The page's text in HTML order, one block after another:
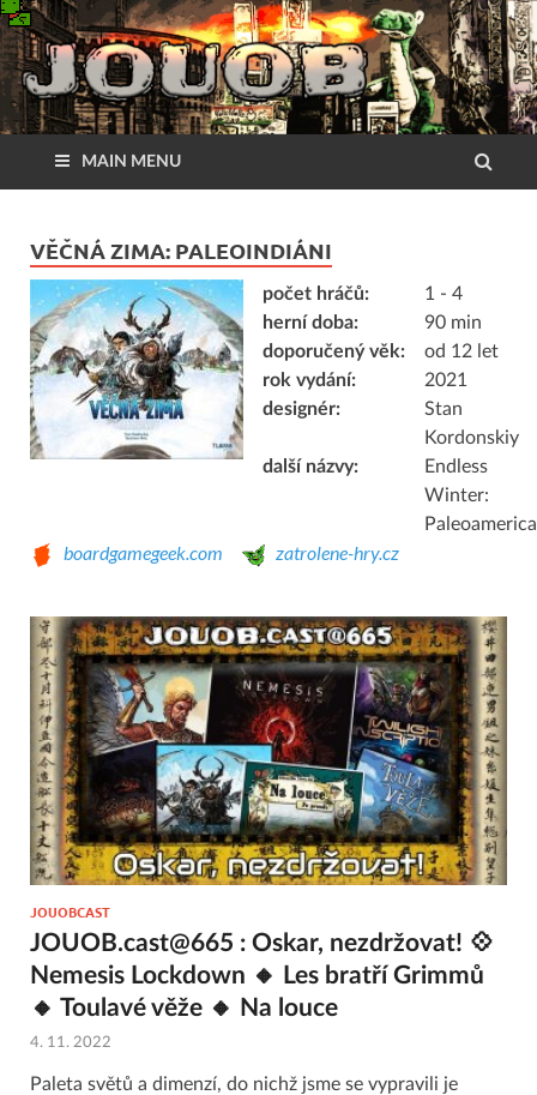
MAIN MENU
VĚČNÁ ZIMA: PALEOINDIÁNI
počet hráčů:
1 - 4
herní doba:
90 min
doporučený věk:
od 12 let
rok vydání:
2021
designér:
Stan
Kordonskiy
další názvy:
Endless
Winter:
boardgamegeek.com zatrolene-hry.cz
JOUOBCAST
JOUOB.cast@665 : Oskar, nezdržovat! 💠
Nemesis Lockdown 🔸 Les bratří Grimmů
🔸 Toulavé věže 🔸 Na louce
4. 11. 2022
Paleta světů a dimenzí, do nichž jsme se vypravili je